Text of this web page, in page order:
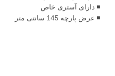
◾️ دارای آستری خاص
◾️ عرض پارچه 145 سانتی متر